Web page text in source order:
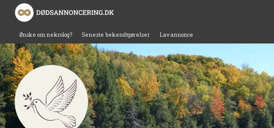
Ønske om nekrolog? Seneste bekendtgørelser Lav annonce